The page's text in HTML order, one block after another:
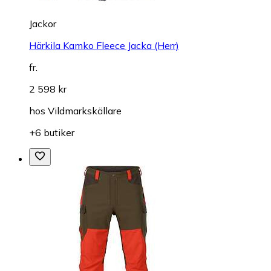
Jackor
Härkila Kamko Fleece Jacka (Herr)
fr.
2 598 kr
hos Vildmarkskällare
+6 butiker